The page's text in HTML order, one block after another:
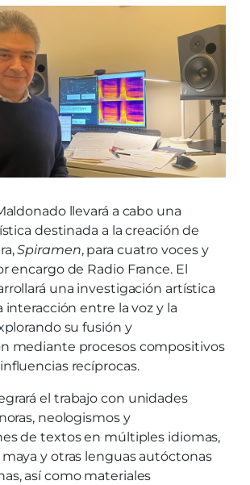
llevará a cabo una
destinada a la creación de
Spiramen, para cuatro voces y
encargo de Radio France. El
una investigación artística
interacción entre la voz y la
su fusión y
mediante procesos compositivos
recíprocas.
el trabajo con unidades
neologismos y
de textos en múltiples idiomas,
y otras lenguas autóctonas
así como materiales